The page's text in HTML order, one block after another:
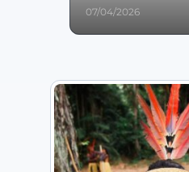
07/04/2026